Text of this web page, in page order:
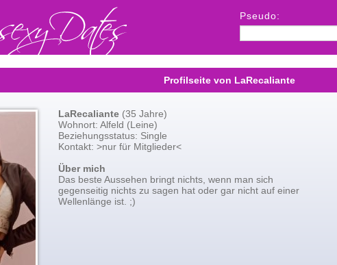
Pseudo:
Profilseite von LaRecaliante
LaRecaliante (35 Jahre)
Wohnort: Alfeld (Leine)
Beziehungsstatus: Single
Kontakt: >nur für Mitglieder<
Über mich
Das beste Aussehen bringt nichts, wenn man sich
gegenseitig nichts zu sagen hat oder gar nicht auf einer
Wellenlänge ist. ;)